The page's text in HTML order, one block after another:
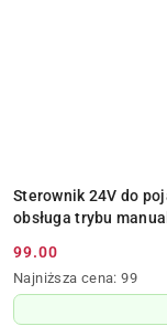
Sterownik 24V do
obsługa trybu
Cena
promocyjna:
99.00
Najniższa
cena
z
Najniższa cena: 99